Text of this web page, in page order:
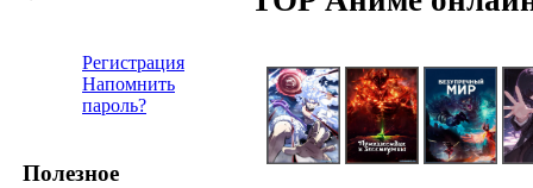
Регистрация
Напомнить
пароль?
Полезное